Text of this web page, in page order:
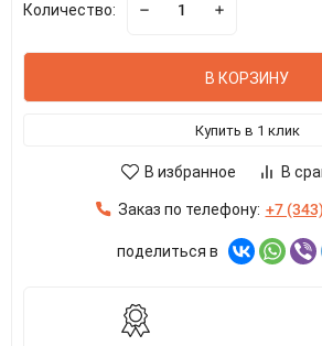
Количество:
В КОРЗИНУ
Купить в 1 клик
В избранное В
Заказ по телефону: +7
поделиться в